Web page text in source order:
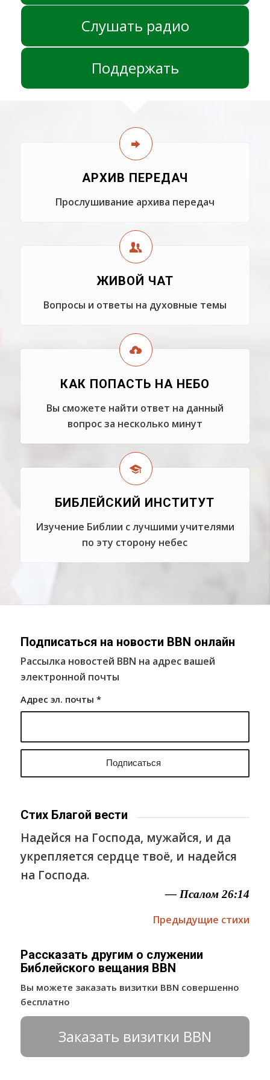
Слушать радио
Поддержать
АРХИВ ПЕРЕДАЧ
Прослушивание архива передач
ЖИВОЙ ЧАТ
Вопросы и ответы на духовные темы
КАК ПОПАСТЬ НА НЕБО
Вы сможете найти ответ на данный
вопрос за несколько минут
БИБЛЕЙСКИЙ ИНСТИТУТ
Изучение Библии с лучшими учителями
по эту сторону небес
Подписаться на новости BBN онлайн
Рассылка новостей BBN на адрес вашей
электронной почты
Адрес эл. почты *
Стих Благой вести
Надейся на Господа, мужайся, и да
укрепляется сердце твоё, и надейся
на Господа.
— Псалом 26:14
Предыдущие стихи
Рассказать другим о служении
Библейского вещания BBN
Вы можете заказать визитки BBN совершенно
бесплатно
Заказать визитки BBN